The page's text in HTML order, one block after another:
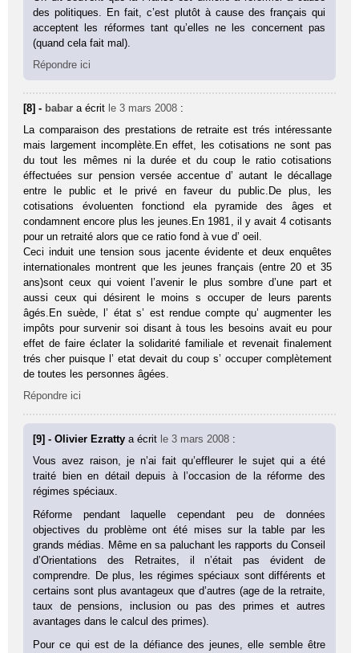
des politiques. En fait, c’est plutôt à cause des français qui
acceptent les réformes tant qu’elles ne les concernent pas
(quand cela fait mal).
Répondre ici
[8] - babar a écrit le 3 mars 2008 :
La comparaison des prestations de retraite est trés intéressante
mais largement incomplète.En effet, les cotisations ne sont pas
du tout les mêmes ni la durée et du coup le ratio cotisations
éffectuées sur pension versée accentue d’ autant le décallage
entre le public et le privé en faveur du public.De plus, les
cotisations évoluenten fonctiond ela pyramide des âges et
condamnent encore plus les jeunes.En 1981, il y avait 4 cotisants
pour un retraité alors que ce ratio fond à vue d’ oeil.
Ceci induit une tension sous jacente évidente et deux enquêtes
internationales montrent que les jeunes français (entre 20 et 35
ans)sont ceux qui voient l’avenir le plus sombre d’une part et
aussi ceux qui désirent le moins s occuper de leurs parents
âgés.En suède, l’ état s’ est rendue compte qu’ augmenter les
impôts pour survenir soi disant à tous les besoins avait eu pour
effet de faire éclater la solidarité familiale et revenait finalement
trés cher puisque l’ etat devait du coup s’ occuper complètement
de toutes les personnes âgées.
Répondre ici
[9] - Olivier Ezrattya écrit le 3 mars 2008 :
Vous avez raison, je n’ai fait qu’effleurer le sujet qui a été
traité bien en détail depuis à l’occasion de la réforme des
régimes spéciaux.
Réforme pendant laquelle cependant peu de données
objectives du problème ont été mises sur la table par les
grands médias. Même en sa paluchant les rapports du Conseil
d’Orientations des Retraites, il n’était pas évident de
comprendre. De plus, les régimes spéciaux sont différents et
certains sont plus avantageux que d’autres (age de la retraite,
taux de pensions, inclusion ou pas des primes et autres
avantages dans le calcul des primes).
Pour ce qui est de la défiance des jeunes, elle semble être